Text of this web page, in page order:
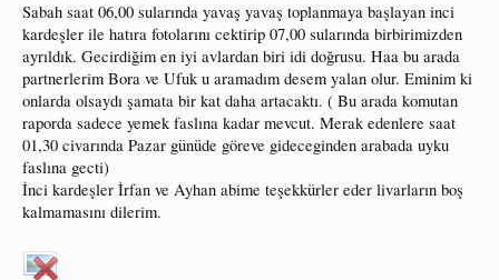
Sabah saat 06,00 sularında yavaş yavaş toplanmaya başlayan inci
kardeşler ile hatıra fotolarını cektirip 07,00 sularında birbirimizden
ayrıldık. Gecirdiğim en iyi avlardan biri idi doğrusu. Haa bu arada
partnerlerim Bora ve Ufuk u aramadım desem yalan olur. Eminim ki
onlarda olsaydı şamata bir kat daha artacaktı. ( Bu arada komutan
raporda sadece yemek faslına kadar mevcut. Merak edenlere saat
01,30 civarında Pazar günüde göreve gideceginden arabada uyku
faslına gecti)
İnci kardeşler İrfan ve Ayhan abime teşekkürler eder livarların boş
kalmamasını dilerim.